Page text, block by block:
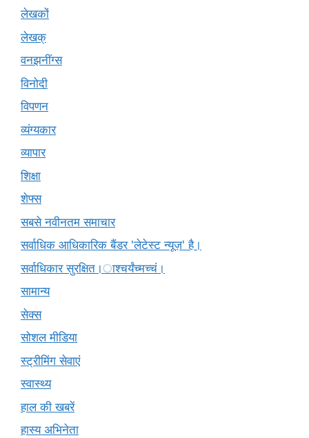
लेखकों
लेखक्
वनझनींग्स
विनोदी
विपणन
व्यंग्यकार
व्यापार
शिक्षा
शेफ्स
सबसे नवीनतम समाचार
सर्वाधिक आधिकारिक बैंडर 'लेटेस्ट न्यूज़' है।
सर्वाधिकार सुरक्षित।ाश्चर्यंच्मच्चं।
सामान्य
सेक्स
सोशल मीडिया
स्ट्रीमिंग सेवाएं
स्वास्थ्य
हाल की खबरें
हास्य अभिनेता